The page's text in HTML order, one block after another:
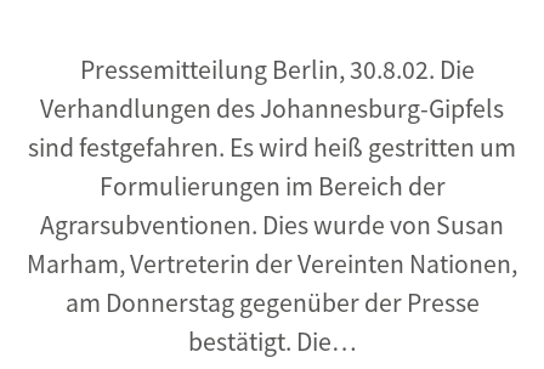
Pressemitteilung Berlin, 30.8.02. Die
Verhandlungen des Johannesburg-Gipfels
sind festgefahren. Es wird heiß gestritten um
Formulierungen im Bereich der
Agrarsubventionen. Dies wurde von Susan
Marham, Vertreterin der Vereinten Nationen,
am Donnerstag gegenüber der Presse
bestätigt. Die…